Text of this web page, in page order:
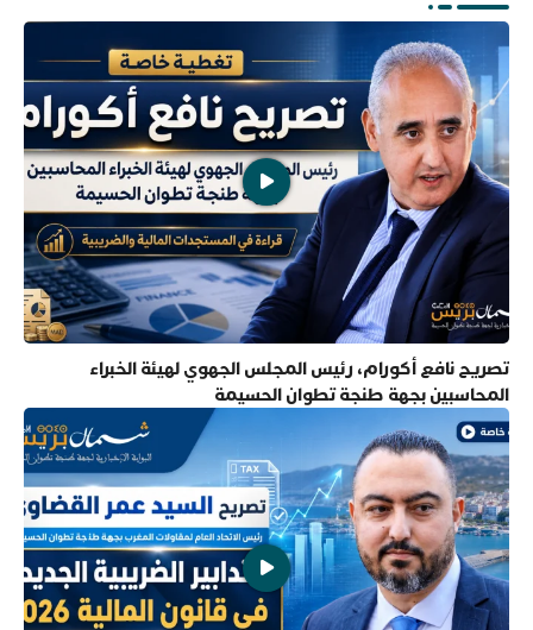
تصريح نافع أكورام، رئيس المجلس الجهوي لهيئة الخبراء
المحاسبين بجهة طنجة تطوان الحسيمة